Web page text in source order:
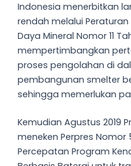
Indonesia menerbitkan
rendah melalui
Daya Mineral Nomor 11
mempertimbangkan
proses pengolahan di
pembangunan smelter
sehingga memerlukan
Kemudian Agustus 2019
meneken Perpres Nomor
Percepatan Program